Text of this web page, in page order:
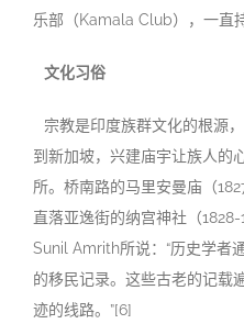
乐部（Kamala Club），一直
文化习俗
宗教是印度族群文化的根源
到新加坡，兴建庙宇让族人的
所。桥南路的马里安曼庙（
直落亚逸街的纳宫神社（
Sunil Amrith所说：“历史学者
的移民记录。这些古老的记载
迹的线路。”[6]